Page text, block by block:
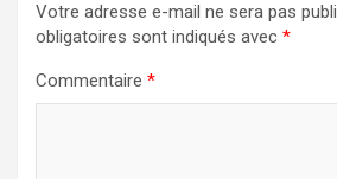
Votre adresse e-mail ne sera pas
obligatoires sont indiqués avec *
Commentaire *